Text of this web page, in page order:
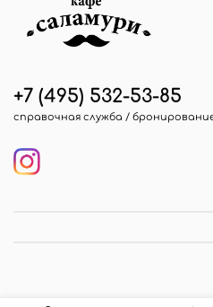
+7 (495) 532-53-85
справочная служба /